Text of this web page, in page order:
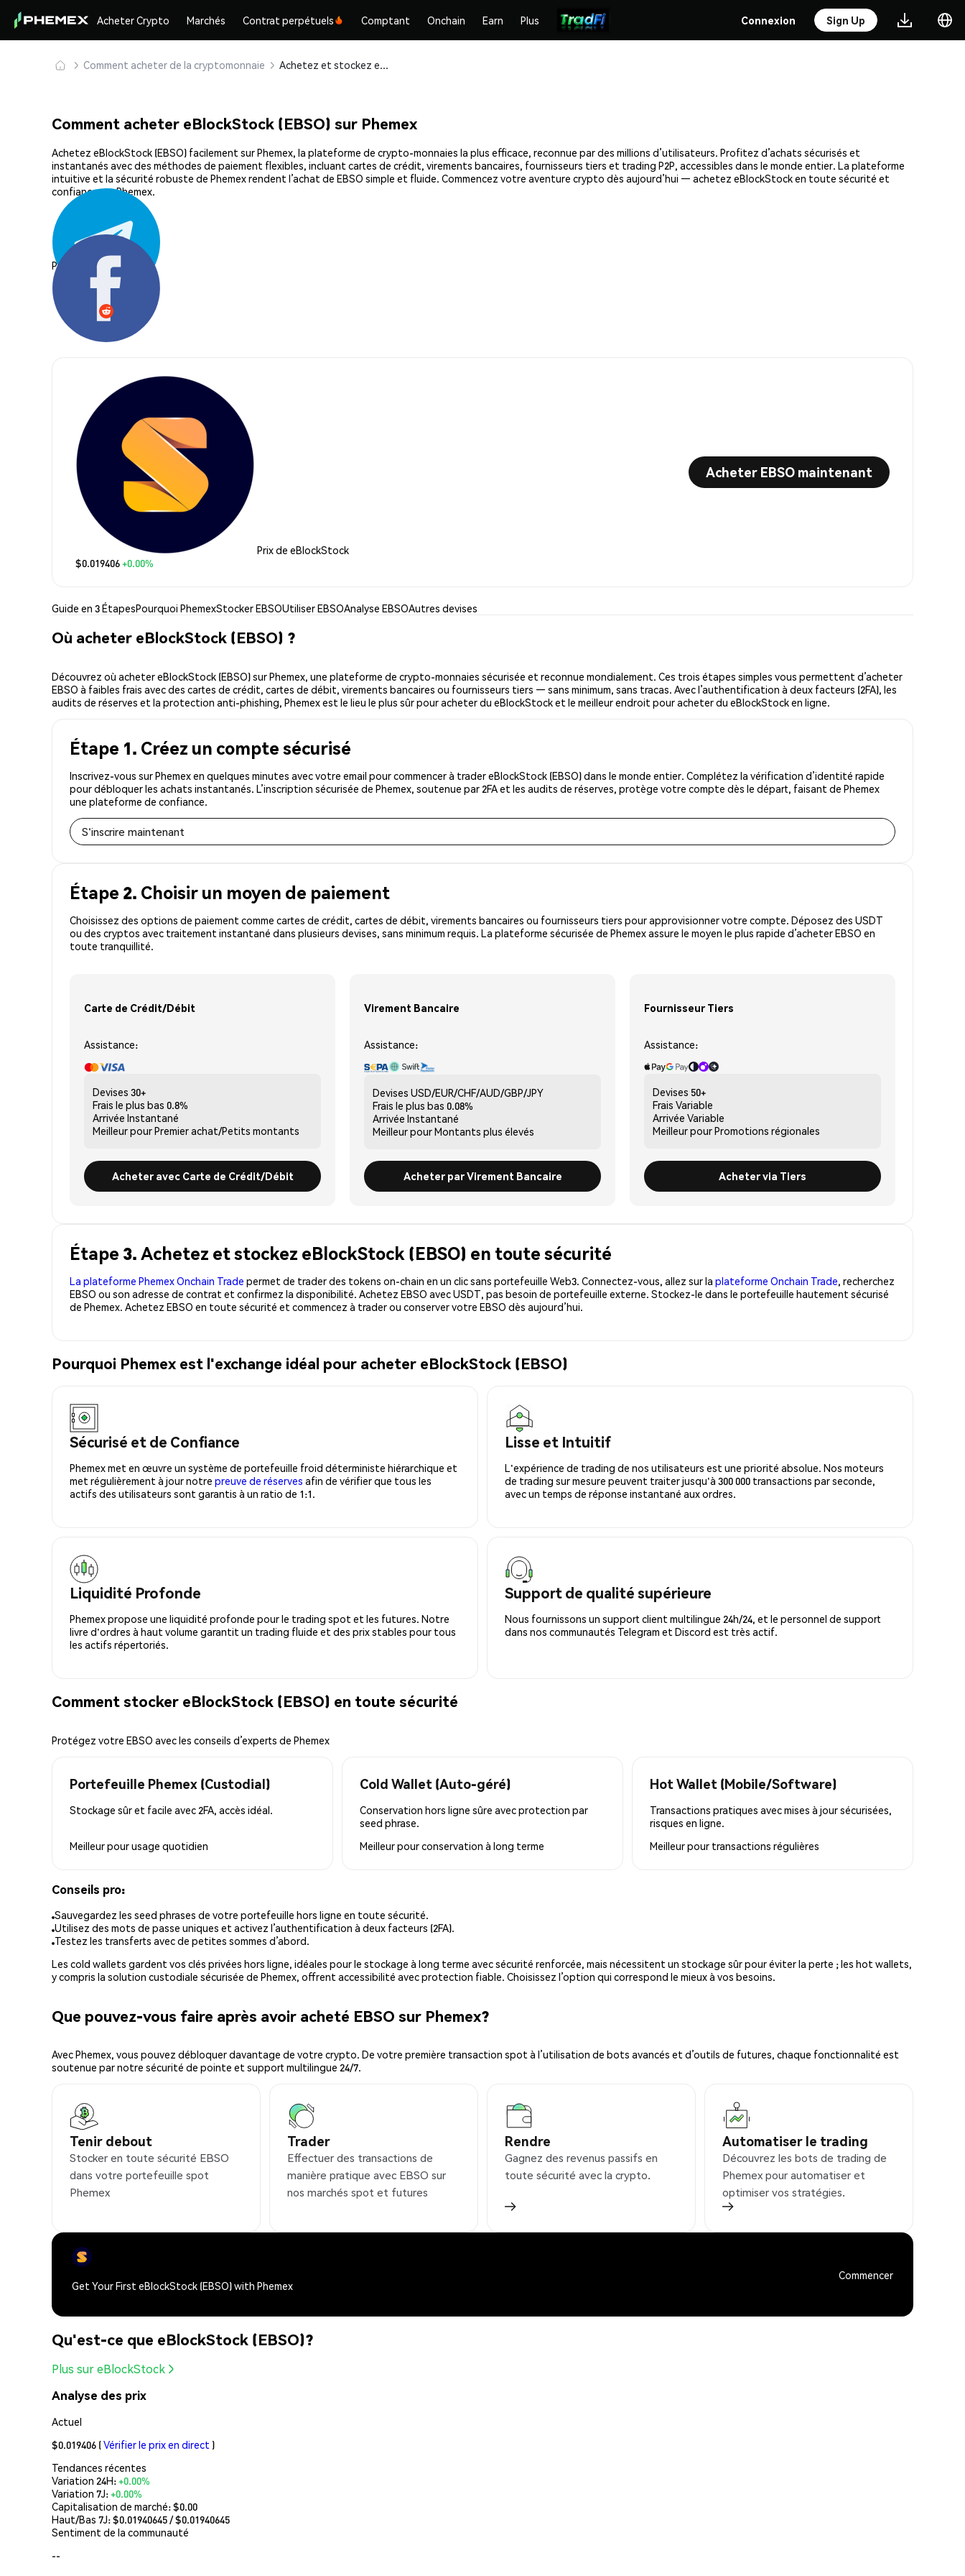
Acheter Crypto Marchés Contrat perpétuels Comptant Onchain Earn Plus Connexion Sign Up
Comment acheter de la cryptomonnaie Achetez et stockez eBlockStock (EBSO) en toute sécurité
Comment acheter eBlockStock (EBSO) sur Phemex
Achetez eBlockStock (EBSO) facilement sur Phemex, la plateforme de crypto-monnaies la plus efficace, reconnue par des millions d’utilisateurs. Profitez d’achats sécurisés et
instantanés avec des méthodes de paiement flexibles, incluant cartes de crédit, virements bancaires, fournisseurs tiers et trading P2P, accessibles dans le monde entier. La plateforme
intuitive et la sécurité robuste de Phemex rendent l’achat de EBSO simple et fluide. Commencez votre aventure crypto dès aujourd’hui — achetez eBlockStock en toute sécurité et
confiance sur Phemex.
Partager:
Prix de eBlockStock
$0.019406+0.00%
Acheter EBSO maintenant
Guide en 3 ÉtapesPourquoi PhemexStocker EBSOUtiliser EBSOAnalyse EBSOAutres devises
Où acheter eBlockStock (EBSO) ?
Découvrez où acheter eBlockStock (EBSO) sur Phemex, une plateforme de crypto-monnaies sécurisée et reconnue mondialement. Ces trois étapes simples vous permettent d’acheter
EBSO à faibles frais avec des cartes de crédit, cartes de débit, virements bancaires ou fournisseurs tiers — sans minimum, sans tracas. Avec l’authentification à deux facteurs (2FA), les
audits de réserves et la protection anti-phishing, Phemex est le lieu le plus sûr pour acheter du eBlockStock et le meilleur endroit pour acheter du eBlockStock en ligne.
Étape 1. Créez un compte sécurisé
Inscrivez-vous sur Phemex en quelques minutes avec votre email pour commencer à trader eBlockStock (EBSO) dans le monde entier. Complétez la vérification d’identité rapide
pour débloquer les achats instantanés. L’inscription sécurisée de Phemex, soutenue par 2FA et les audits de réserves, protège votre compte dès le départ, faisant de Phemex
une plateforme de confiance.
S'inscrire maintenant
Étape 2. Choisir un moyen de paiement
Choisissez des options de paiement comme cartes de crédit, cartes de débit, virements bancaires ou fournisseurs tiers pour approvisionner votre compte. Déposez des USDT
ou des cryptos avec traitement instantané dans plusieurs devises, sans minimum requis. La plateforme sécurisée de Phemex assure le moyen le plus rapide d’acheter EBSO en
toute tranquillité.
Carte de Crédit/Débit
Assistance:
Devises 30+
Frais le plus bas 0.8%
Arrivée Instantané
Meilleur pourPremier achat/Petits montants
Acheter avec Carte de Crédit/Débit
Virement Bancaire
Assistance:
Devises USD/EUR/CHF/AUD/GBP/JPY
Frais le plus bas 0.08%
Arrivée Instantané
Meilleur pourMontants plus élevés
Acheter par Virement Bancaire
Fournisseur Tiers
Assistance:
Devises 50+
Frais Variable
Arrivée Variable
Meilleur pourPromotions régionales
Acheter via Tiers
Étape 3. Achetez et stockez eBlockStock (EBSO) en toute sécurité
La plateforme Phemex Onchain Trade permet de trader des tokens on-chain en un clic sans portefeuille Web3. Connectez-vous, allez sur la plateforme Onchain Trade, recherchez
EBSO ou son adresse de contrat et confirmez la disponibilité. Achetez EBSO avec USDT, pas besoin de portefeuille externe. Stockez-le dans le portefeuille hautement sécurisé
de Phemex. Achetez EBSO en toute sécurité et commencez à trader ou conserver votre EBSO dès aujourd’hui.
Pourquoi Phemex est l'exchange idéal pour acheter eBlockStock (EBSO)
Sécurisé et de Confiance
Phemex met en œuvre un système de portefeuille froid déterministe hiérarchique et
met régulièrement à jour notre preuve de réserves afin de vérifier que tous les
actifs des utilisateurs sont garantis à un ratio de 1:1.
Lisse et Intuitif
L'expérience de trading de nos utilisateurs est une priorité absolue. Nos moteurs
de trading sur mesure peuvent traiter jusqu'à 300 000 transactions par seconde,
avec un temps de réponse instantané aux ordres.
Liquidité Profonde
Phemex propose une liquidité profonde pour le trading spot et les futures. Notre
livre d'ordres à haut volume garantit un trading fluide et des prix stables pour tous
les actifs répertoriés.
Support de qualité supérieure
Nous fournissons un support client multilingue 24h/24, et le personnel de support
dans nos communautés Telegram et Discord est très actif.
Comment stocker eBlockStock (EBSO) en toute sécurité
Protégez votre EBSO avec les conseils d’experts de Phemex
Portefeuille Phemex (Custodial)
Stockage sûr et facile avec 2FA, accès idéal.
Meilleur pourusage quotidien
Cold Wallet (Auto-géré)
Conservation hors ligne sûre avec protection par
seed phrase.
Meilleur pourconservation à long terme
Hot Wallet (Mobile/Software)
Transactions pratiques avec mises à jour sécurisées,
risques en ligne.
Meilleur pour transactions régulières
Conseils pro:
Sauvegardez les seed phrases de votre portefeuille hors ligne en toute sécurité.
Utilisez des mots de passe uniques et activez l’authentification à deux facteurs (2FA).
Testez les transferts avec de petites sommes d’abord.
Les cold wallets gardent vos clés privées hors ligne, idéales pour le stockage à long terme avec sécurité renforcée, mais nécessitent un stockage sûr pour éviter la perte ; les hot wallets,
y compris la solution custodiale sécurisée de Phemex, offrent accessibilité avec protection fiable. Choisissez l’option qui correspond le mieux à vos besoins.
Que pouvez-vous faire après avoir acheté EBSO sur Phemex?
Avec Phemex, vous pouvez débloquer davantage de votre crypto. De votre première transaction spot à l’utilisation de bots avancés et d’outils de futures, chaque fonctionnalité est
soutenue par notre sécurité de pointe et support multilingue 24/7.
Tenir debout
Stocker en toute sécurité EBSO
dans votre portefeuille spot
Phemex
Trader
Effectuer des transactions de
manière pratique avec EBSO sur
nos marchés spot et futures
Rendre
Gagnez des revenus passifs en
toute sécurité avec la crypto.
Automatiser le trading
Découvrez les bots de trading de
Phemex pour automatiser et
optimiser vos stratégies.
Get Your First eBlockStock (EBSO) with Phemex
Commencer
Qu'est-ce que eBlockStock (EBSO)?
Plus sur eBlockStock
Analyse des prix
Actuel
$0.019406 (Vérifier le prix en direct )
Tendances récentes
Variation 24H:+0.00%
Variation 7J:+0.00%
Capitalisation de marché:$0.00
Haut/Bas 7J: $0.01940645/ $0.01940645
Sentiment de la communauté
--